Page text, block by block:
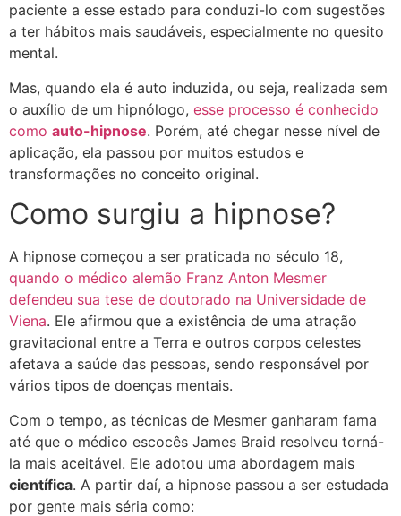
paciente a esse estado para conduzi-lo com sugestões
a ter hábitos mais saudáveis, especialmente no quesito
mental.
Mas, quando ela é auto induzida, ou seja, realizada sem
o auxílio de um hipnólogo, esse processo é conhecido
como auto-hipnose. Porém, até chegar nesse nível de
aplicação, ela passou por muitos estudos e
transformações no conceito original.
Como surgiu a hipnose?
A hipnose começou a ser praticada no século 18,
quando o médico alemão Franz Anton Mesmer
defendeu sua tese de doutorado na Universidade de
Viena. Ele afirmou que a existência de uma atração
gravitacional entre a Terra e outros corpos celestes
afetava a saúde das pessoas, sendo responsável por
vários tipos de doenças mentais.
Com o tempo, as técnicas de Mesmer ganharam fama
até que o médico escocês James Braid resolveu torná-
la mais aceitável. Ele adotou uma abordagem mais
científica. A partir daí, a hipnose passou a ser estudada
por gente mais séria como: